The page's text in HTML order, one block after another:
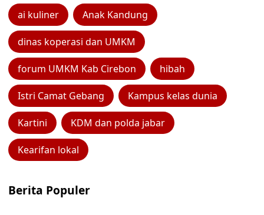
ai kuliner Anak Kandung
dinas koperasi dan UMKM
forum UMKM Kab Cirebon hibah
Istri Camat Gebang Kampus kelas dunia
Kartini KDM dan polda jabar
Kearifan lokal
Berita Populer